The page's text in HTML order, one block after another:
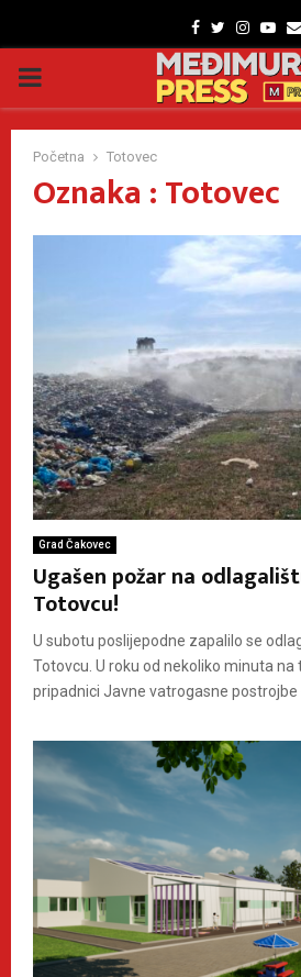
Facebook
Twitter
PRIMARY
MENU
Početna Totovec
Oznaka : Totovec
Grad Čakovec
Ugašen požar na
Totovcu!
U subotu poslijepodne zapalilo se
Totovcu. U roku od nekoliko minuta na
pripadnici Javne vatrogasne postrojbe